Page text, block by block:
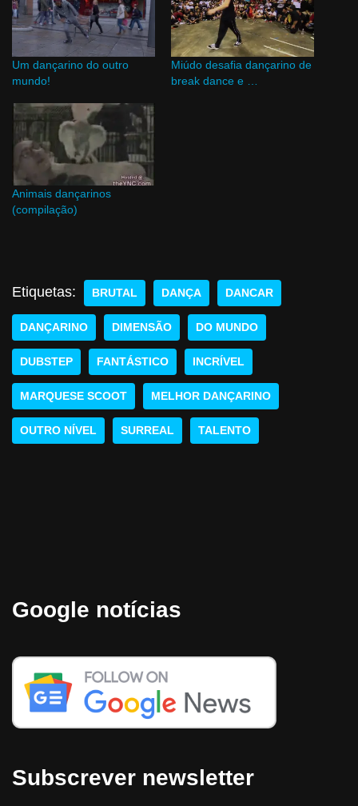
Um dançarino do outro
mundo!
Miúdo desafia dançarino de
break dance e …
Animais dançarinos
(compilação)
Etiquetas: BRUTAL DANÇA DANCAR
DANÇARINO DIMENSÃO DO MUNDO
DUBSTEP FANTÁSTICO INCRÍVEL
MARQUESE SCOOT MELHOR DANÇARINO
OUTRO NÍVEL SURREAL TALENTO
Google notícias
Subscrever newsletter